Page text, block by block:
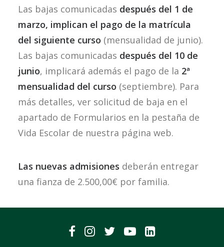
Las bajas comunicadas después del 1 de
marzo, implican el pago de la matrícula
del siguiente curso (mensualidad de junio).
Las bajas comunicadas después del 10 de
junio, implicará además el pago de la 2ª
mensualidad del curso (septiembre). Para
más detalles, ver solicitud de baja en el
apartado de Formularios en la pestaña de
Vida Escolar de nuestra página web.
Las nuevas admisiones deberán entregar
una fianza de 2.500,00€ por familia.